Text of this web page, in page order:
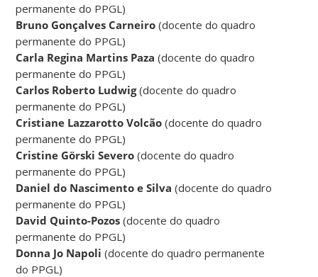
permanente do PPGL)
Bruno Gonçalves Carneiro(docente do quadro
permanente do PPGL)
Carla Regina Martins Paza (docente do quadro
permanente do PPGL)
Carlos Roberto Ludwig(docente do quadro
permanente do PPGL)
Cristiane Lazzarotto Volcão (docente do quadro
permanente do PPGL)
Cristine Görski Severo (docente do quadro
permanente do PPGL)
Daniel do Nascimento e Silva (docente do quadro
permanente do PPGL)
David Quinto-Pozos(docente do quadro
permanente do PPGL)
Donna Jo Napoli (docente do quadro permanente
do PPGL)